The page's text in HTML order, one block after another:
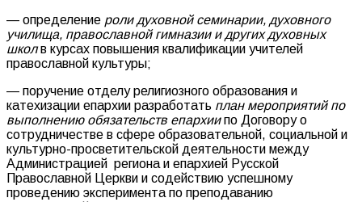
— определение роли духовной семинарии, духовного
училища, православной гимназии и других духовных
школв курсах повышения квалификации учителей
православной культуры;
— поручение отделу религиозного образования и
катехизации епархии разработать план мероприятий по
выполнению обязательств епархиипо Договору о
сотрудничестве в сфере образовательной, социальной и
культурно-просветительской деятельности между
Администрацией региона и епархией Русской
Православной Церкви и содействию успешному
проведению эксперимента по преподаванию